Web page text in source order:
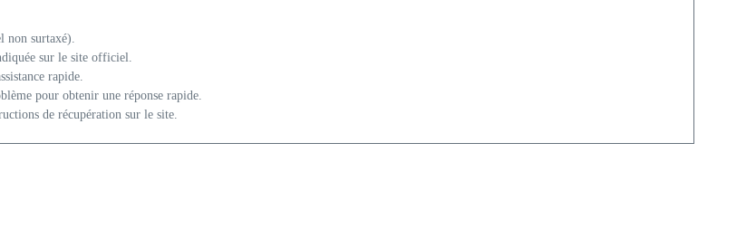
non surtaxé).
sur le site officiel.
rapide.
pour obtenir une réponse rapide.
de récupération sur le site.